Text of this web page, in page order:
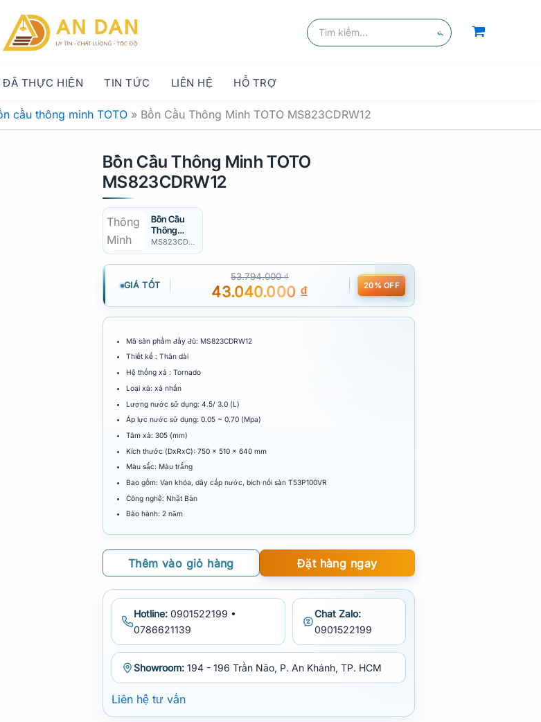
Tìm
kiếm:
ĐÃ THỰC HIỆN TIN TỨC LIÊN HỆ HỖ TRỢ
cầu thông minh TOTO » Bồn Cầu Thông Minh TOTO MS823CDRW12
Bồn Cầu Thông Minh TOTO
MS823CDRW12
Bồn Cầu
Thông
Minh TOTO
MS823CD
RW23
MS823CDRW23
GIÁ TỐT
53.794.000₫
43.040.000 ₫ 20% OFF
Mã sản phẩm đầy đủ: MS823CDRW12
Thiết kế : Thân dài
Hệ thống xả : Tornado
Loại xả: xả nhấn
Lượng nước sử dụng: 4.5/ 3.0 (L)
Áp lực nước sử dụng: 0.05 ~ 0.70 (Mpa)
Tâm xả: 305 (mm)
Kích thước (DxRxC): 750 x 510 x 640 mm
Màu sắc: Màu trắng
Bao gồm: Van khóa, dây cấp nước, bích nối sàn T53P100VR
Công nghệ: Nhật Bản
Bảo hành: 2 năm
Thêm vào giỏ hàng Đặt hàng ngay
Hotline: 0901522199 •
0786621139
Chat Zalo:
0901522199
Showroom: 194 - 196 Trần Não, P. An Khánh, TP. HCM
Liên hệ tư vấn